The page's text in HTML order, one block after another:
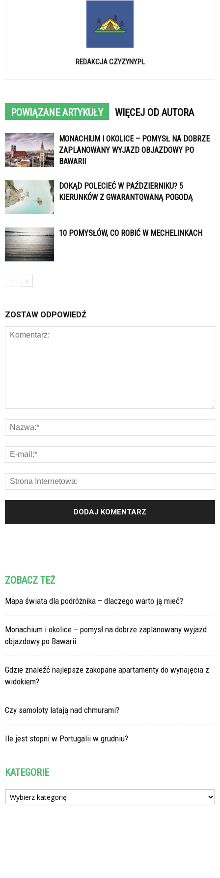
REDAKCJA CZYZYNY.PL
POWIĄZANE ARTYKUŁY WIĘCEJ OD AUTORA
MONACHIUM I OKOLICE – POMYSŁ NA DOBRZE
ZAPLANOWANY WYJAZD OBJAZDOWY PO
BAWARII
DOKĄD POLECIEĆ W PAŹDZIERNIKU? 5
KIERUNKÓW Z GWARANTOWANĄ POGODĄ
10 POMYSŁÓW, CO ROBIĆ W MECHELINKACH
ZOSTAW ODPOWIEDŹ
ZOBACZ TEŻ
Mapa świata dla podróżnika – dlaczego warto ją mieć?
Monachium i okolice – pomysł na dobrze zaplanowany wyjazd
objazdowy po Bawarii
Gdzie znaleźć najlepsze zakopane apartamenty do wynajęcia z
widokiem?
Czy samoloty latają nad chmurami?
Ile jest stopni w Portugalii w grudniu?
KATEGORIE
Kategorie